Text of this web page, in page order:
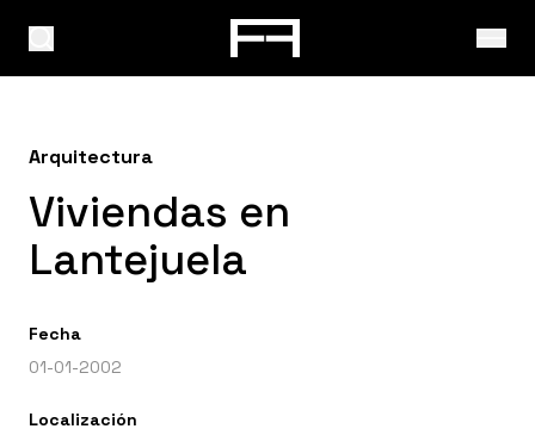
Arquitectura
Viviendas en
Lantejuela
Fecha
01-01-2002
Localización